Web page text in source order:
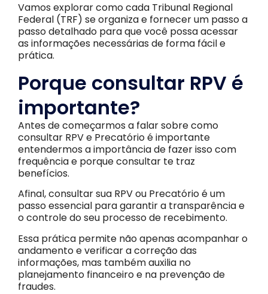
Vamos explorar como cada Tribunal Regional
Federal (TRF) se organiza e fornecer um passo a
passo detalhado para que você possa acessar
as informações necessárias de forma fácil e
prática.
Porque consultar RPV é
importante?
Antes de começarmos a falar sobre como
consultar RPV e Precatório é importante
entendermos a importância de fazer isso com
frequência e porque consultar te traz
benefícios.
Afinal, consultar sua RPV ou Precatório é um
passo essencial para garantir a transparência e
o controle do seu processo de recebimento.
Essa prática permite não apenas acompanhar o
andamento e verificar a correção das
informações, mas também auxilia no
planejamento financeiro e na prevenção de
fraudes.